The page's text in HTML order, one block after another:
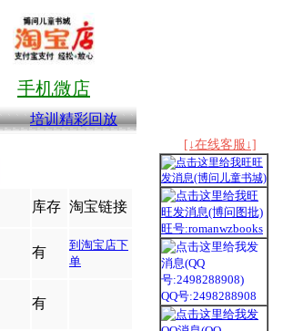
手机微店
培训精彩回放
库存 淘宝链接
有
到淘宝店下
单
有
[↓在线客服↓]
旺号:romanwzbooks
QQ号:2498288908